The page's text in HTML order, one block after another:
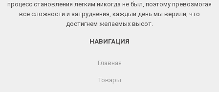
процесс становления легким никогда не был, поэтому превозмогая
все сложности и затруднения, каждый день мы верили, что
достигнем желаемых высот.
НАВИГАЦИЯ
Главная
Товары